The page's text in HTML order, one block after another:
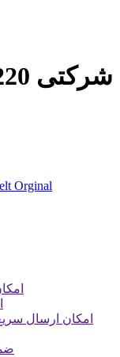
زنجیر تایم برلیانس H220 شرکتی
Orginal
امکان ارسال